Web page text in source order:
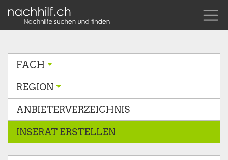
FACH
REGION
ANBIETERVERZEICHNIS
INSERAT ERSTELLEN